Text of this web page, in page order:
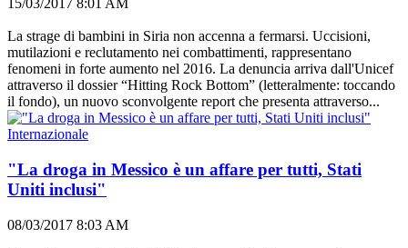
15/03/2017 8:01 AM
La strage di bambini in Siria non accenna a fermarsi. Uccisioni,
mutilazioni e reclutamento nei combattimenti, rappresentano
fenomeni in forte aumento nel 2016. La denuncia arriva dall'Unicef
attraverso il dossier “Hitting Rock Bottom” (letteralmente: toccando
il fondo), un nuovo sconvolgente report che presenta attraverso...
Internazionale
"La droga in Messico è un affare per tutti, Stati
Uniti inclusi"
08/03/2017 8:03 AM